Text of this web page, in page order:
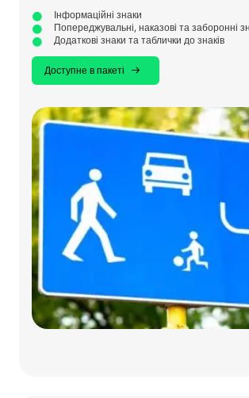
Інформаційні знаки
Попереджувальні, наказові та заборонні
Додаткові знаки та таблички до знаків
Доступне в пакеті